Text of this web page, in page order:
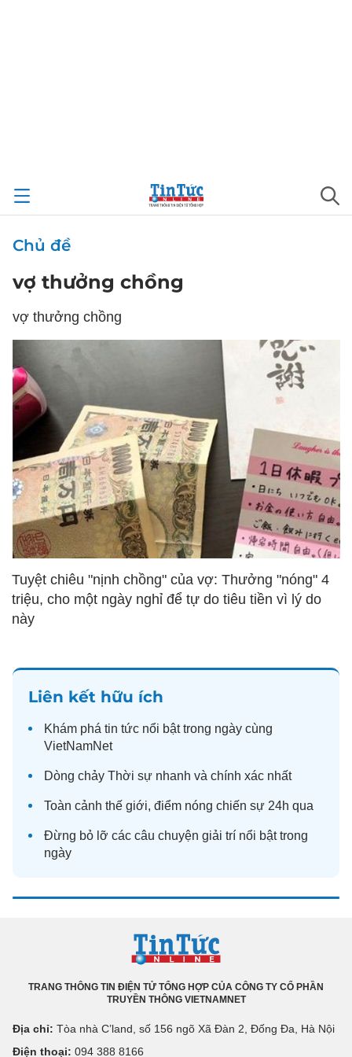
Chủ đề
vợ thưởng chồng
vợ thưởng chồng
Tuyệt chiêu "nịnh chồng" của vợ: Thưởng "nóng" 4
triệu, cho một ngày nghỉ để tự do tiêu tiền vì lý do
này
Liên kết hữu ích
Khám phá tin tức nổi bật trong ngày cùng
VietNamNet
Dòng chảy Thời sự nhanh và chính xác nhất
Toàn cảnh thế giới, điểm nóng chiến sự 24h qua
Đừng bỏ lỡ các câu chuyện giải trí nổi bật trong
ngày
TRANG THÔNG TIN ĐIỆN TỬ TỔNG HỢP CỦA CÔNG TY CỔ PHẦN
TRUYỀN THÔNG VIETNAMNET
Địa chỉ: Tòa nhà C’land, số 156 ngõ Xã Đàn 2, Đống Đa, Hà Nội
Điện thoại: 094 388 8166